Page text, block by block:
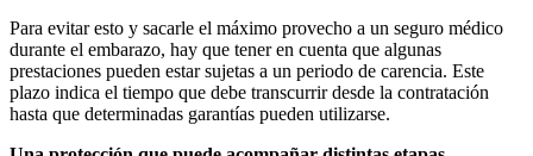
Para evitar esto y sacarle el máximo provecho a un seguro médico
durante el embarazo, hay que tener en cuenta que algunas
prestaciones pueden estar sujetas a un periodo de carencia. Este
plazo indica el tiempo que debe transcurrir desde la contratación
hasta que determinadas garantías pueden utilizarse.